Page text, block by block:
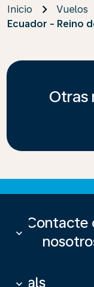
Inicio Vuelos
Ecuador - Reino
Otras
Contacte
keyboard_arrow_down
Deals
keyboard_arrow_down